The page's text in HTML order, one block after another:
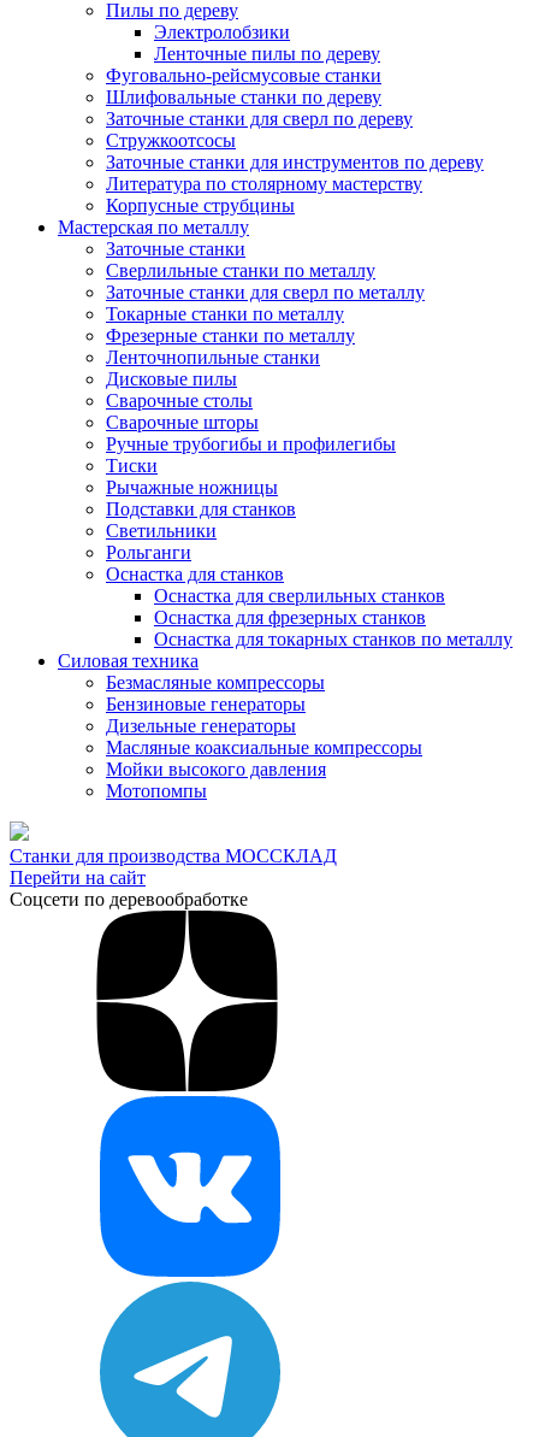
Пилы по дереву
Электролобзики
Ленточные пилы по дереву
Фуговально-рейсмусовые станки
Шлифовальные станки по дереву
Заточные станки для сверл по дереву
Стружкоотсосы
Заточные станки для инструментов по дереву
Литература по столярному мастерству
Корпусные струбцины
Мастерская по металлу
Заточные станки
Сверлильные станки по металлу
Заточные станки для сверл по металлу
Токарные станки по металлу
Фрезерные станки по металлу
Ленточнопильные станки
Дисковые пилы
Сварочные столы
Сварочные шторы
Ручные трубогибы и профилегибы
Тиски
Рычажные ножницы
Подставки для станков
Светильники
Рольганги
Оснастка для станков
Оснастка для сверлильных станков
Оснастка для фрезерных станков
Оснастка для токарных станков по металлу
Силовая техника
Безмасляные компрессоры
Бензиновые генераторы
Дизельные генераторы
Масляные коаксиальные компрессоры
Мойки высокого давления
Мотопомпы
Станки для производства МОССКЛАД
Перейти на сайт
Соцсети по деревообработке